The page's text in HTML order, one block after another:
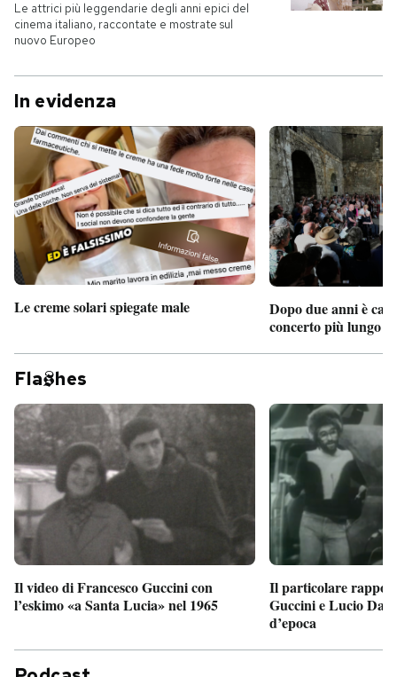
I MIEI PREFERITI
SHOP
CALENDARIO
AREA PERSONALE
Entra
Le attrici più leggendarie degli anni epici del
cinema italiano, raccontate e mostrate sul
nuovo Europeo
In evidenza
Le creme solari spiegate male
Dopo due anni è
concerto più lungo
Fla hes
Il video di Francesco Guccini con
l’eskimo «a Santa Lucia» nel 1965
Il particolare
Guccini e Lucio
d’epoca